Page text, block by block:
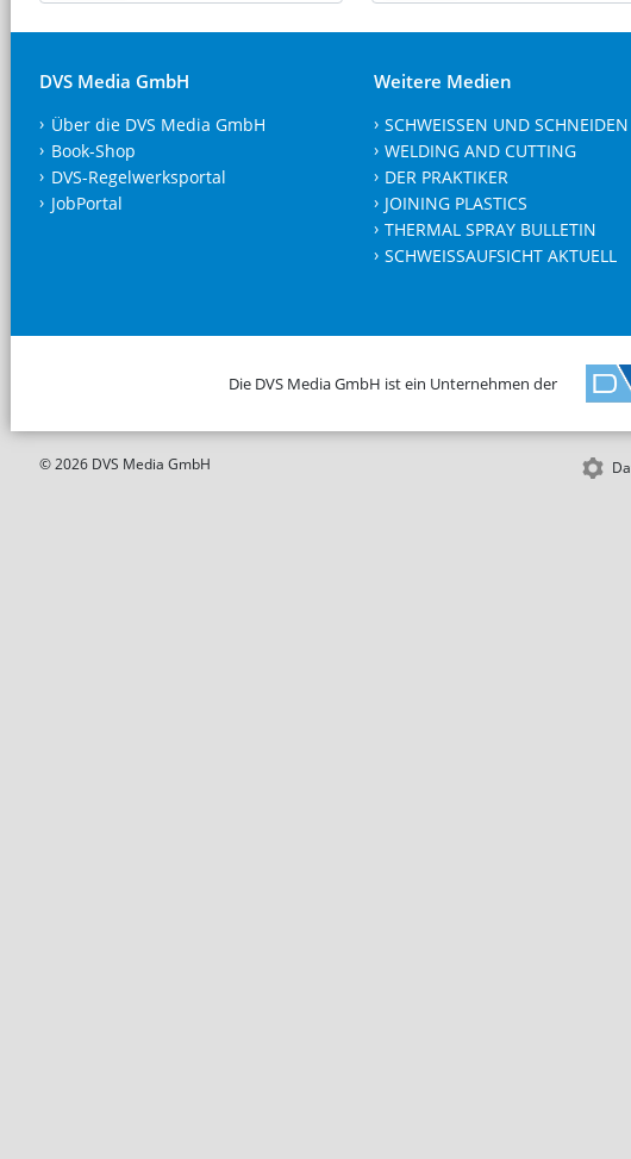
DVS Media GmbH
Über die DVS Media GmbH
Book-Shop
DVS-Regelwerksportal
JobPortal
Weitere Medien
SCHWEISSEN UND SCHNEIDEN
WELDING AND CUTTING
DER PRAKTIKER
JOINING PLASTICS
THERMAL SPRAY BULLETIN
SCHWEISSAUFSICHT AKTUELL
Die DVS Media GmbH ist ein Unternehmen der
© 2026 DVS Media GmbH